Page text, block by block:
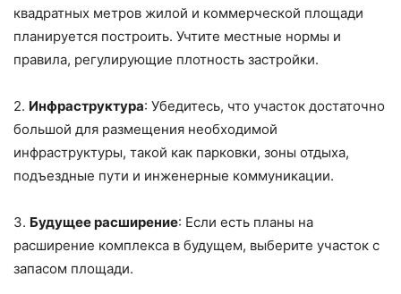
квадратных метров жилой и коммерческой площади
планируется построить. Учтите местные нормы и
правила, регулирующие плотность застройки.
2. Инфраструктура: Убедитесь, что участок достаточно
большой для размещения необходимой
инфраструктуры, такой как парковки, зоны отдыха,
подъездные пути и инженерные коммуникации.
3. Будущее расширение: Если есть планы на
расширение комплекса в будущем, выберите участок с
запасом площади.